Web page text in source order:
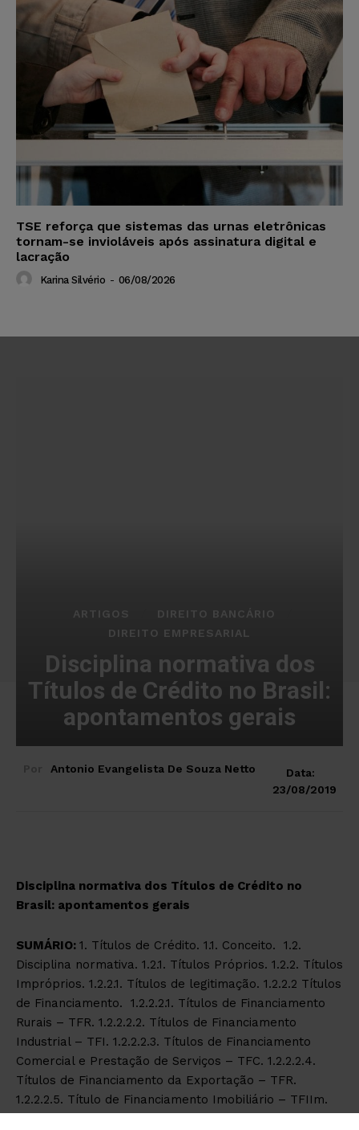
TSE reforça que sistemas das urnas eletrônicas
tornam-se invioláveis após assinatura digital e
lacração
Karina Silvério - 06/08/2026